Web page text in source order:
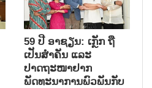
59 ປີ ອາຊຽນ: ເກຼັກ ຖື
ເປັນສຳຄັນ ແລະ
ປາດຖະໜາຢາກ
ພັດທະນາການພົວພັນກັບ